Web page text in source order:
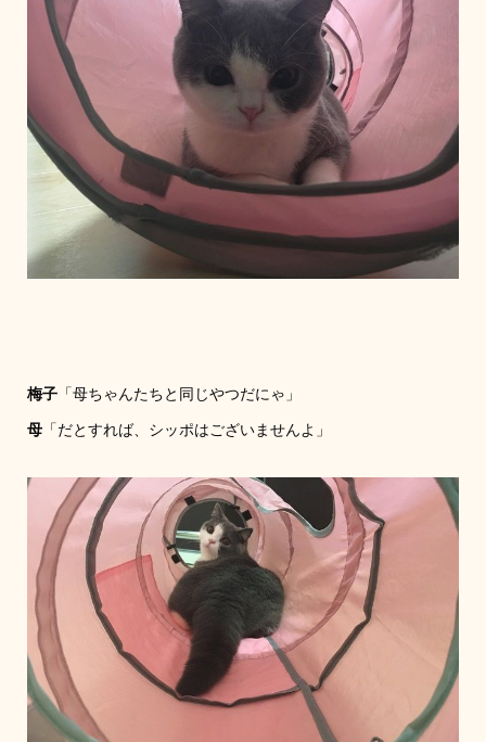
梅子「母ちゃんたちと同じやつだにゃ」
母「だとすれば、シッポはございませんよ」